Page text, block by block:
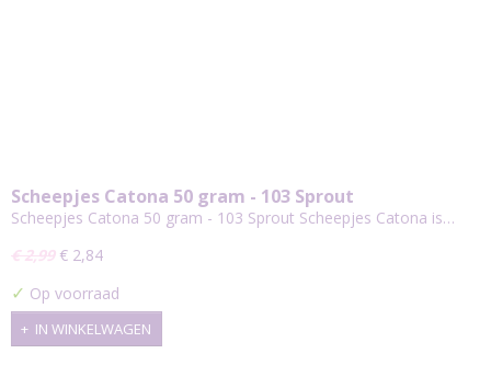
Scheepjes Catona 50 gram - 103 Sprout
Scheepjes Catona 50 gram - 103 Sprout Scheepjes Catona is…
€ 2,99 € 2,84
✓ Op voorraad
IN WINKELWAGEN